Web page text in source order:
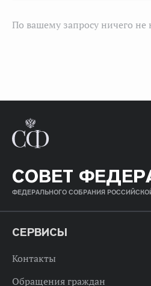
По вашему запросу ничего не
СОВЕТ
ФЕДЕРАЛЬНОГО СОБРАНИЯ
СЕРВИСЫ
Контакты
Обращения граждан